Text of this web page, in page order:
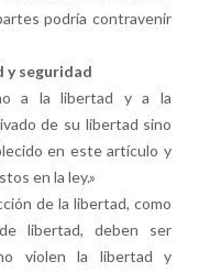
podría contravenir
y seguridad
a la libertad y a la
de su libertad sino
en este artículo y
en la ley.»
de la libertad, como
libertad, deben ser
violen la libertad y